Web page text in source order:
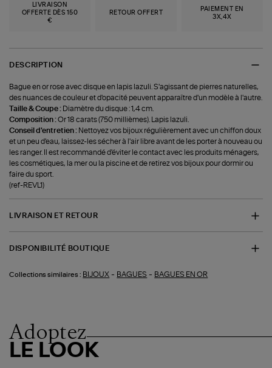
LIVRAISON
OFFERTE DÈS 150
€
RETOUR OFFERT
PAIEMENT EN
3X,4X
DESCRIPTION
Bague en or rose avec disque en lapis lazuli. S'agissant de pierres naturelles,
des nuances de couleur et d'opacité peuvent apparaître d'un modèle à l'autre.
Taille & Coupe : Diamètre du disque : 1,4 cm.
Composition :Or 18 carats (750 millièmes). Lapis lazuli.
Conseil d'entretien : Nettoyez vos bijoux régulièrement avec un chiffon doux
et un peu d'eau, laissez-les sécher à l'air libre avant de les porter à nouveau ou
les ranger. Il est recommandé d'éviter le contact avec les produits ménagers,
les cosmétiques, la mer ou la piscine et de retirez vos bijoux pour dormir ou
faire du sport.
(ref-REVL1)
LIVRAISON ET RETOUR
DISPONIBILITÉ BOUTIQUE
Collections similaires : BIJOUX - BAGUES - BAGUES EN OR
Adoptez
LE LOOK